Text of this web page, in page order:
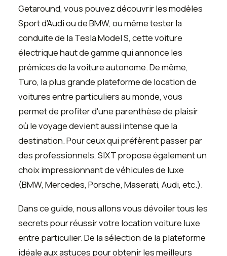
Getaround, vous pouvez découvrir les modèles
Sport d'Audi ou de BMW, ou même tester la
conduite de la Tesla Model S, cette voiture
électrique haut de gamme qui annonce les
prémices de la voiture autonome. De même,
Turo, la plus grande plateforme de location de
voitures entre particuliers au monde, vous
permet de profiter d'une parenthèse de plaisir
où le voyage devient aussi intense que la
destination. Pour ceux qui préfèrent passer par
des professionnels, SIXT propose également un
choix impressionnant de véhicules de luxe
(BMW, Mercedes, Porsche, Maserati, Audi, etc.).
Dans ce guide, nous allons vous dévoiler tous les
secrets pour réussir votre location voiture luxe
entre particulier. De la sélection de la plateforme
idéale aux astuces pour obtenir les meilleurs